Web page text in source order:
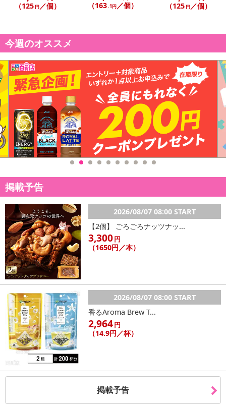
（125 円／個） （163.1円／個） （125 円／個）
今週のオススメ
掲載予告
2026/08/07 08:00 START
【2個】 ごろごろナッツナッ...
3,300円
（1650円／本）
2026/08/07 08:00 START
香るAroma Brew T...
2,964円
（14.9円／杯）
掲載予告